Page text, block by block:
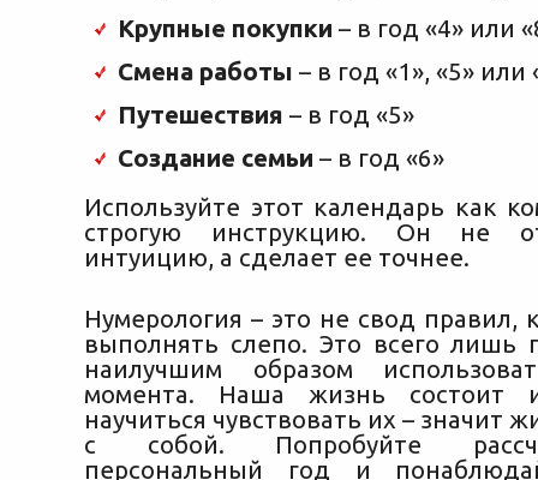
Крупные покупки – в год «4» или
Смена работы – в год «1», «5» или
Путешествия – в год «5»
Создание семьи – в год «6»
Используйте этот календарь как
строгую инструкцию. Он не
интуицию, а сделает ее точнее.
Нумерология – это не свод правил,
выполнять слепо. Это всего лишь
наилучшим образом
момента. Наша жизнь состоит
научиться чувствовать их – значит
с собой. Попробуйте
персональный год и